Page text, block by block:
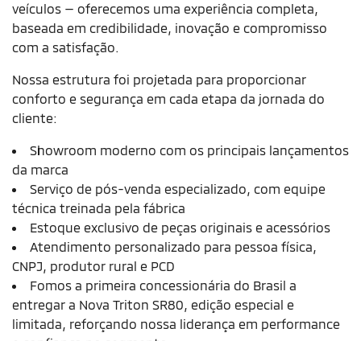
veículos — oferecemos uma experiência completa,
baseada em credibilidade, inovação e compromisso
com a satisfação.
Nossa estrutura foi projetada para proporcionar
conforto e segurança em cada etapa da jornada do
cliente:
Showroom moderno com os principais lançamentos
da marca
Serviço de pós-venda especializado, com equipe
técnica treinada pela fábrica
Estoque exclusivo de peças originais e acessórios
Atendimento personalizado para pessoa física,
CNPJ, produtor rural e PCD
Fomos a primeira concessionária do Brasil a
entregar a Nova Triton SR80, edição especial e
limitada, reforçando nossa liderança em performance